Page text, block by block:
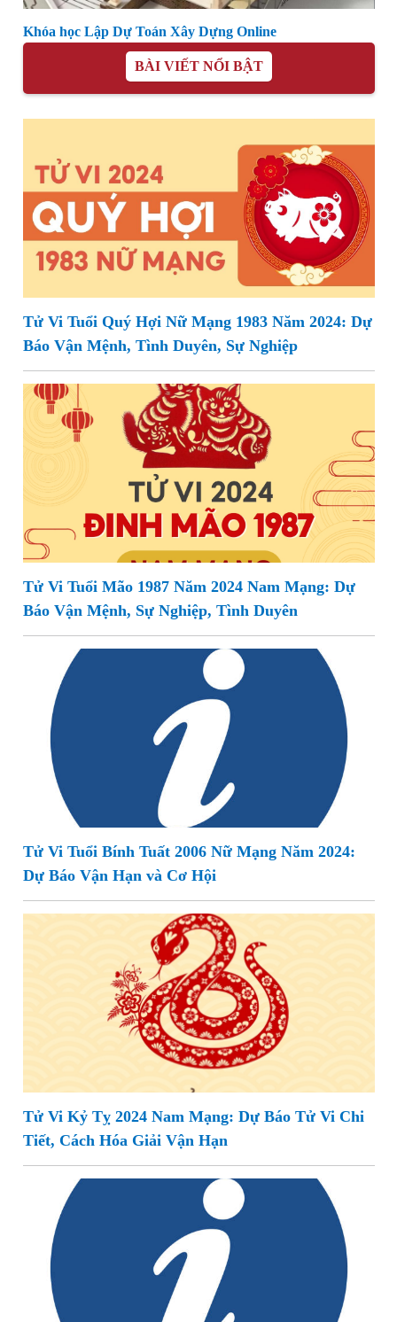
Khóa học Lập Dự Toán Xây Dựng Online
BÀI VIẾT NỔI BẬT
Tử Vi Tuổi Quý Hợi Nữ Mạng 1983 Năm 2024: Dự
Báo Vận Mệnh, Tình Duyên, Sự Nghiệp
Tử Vi Tuổi Mão 1987 Năm 2024 Nam Mạng: Dự
Báo Vận Mệnh, Sự Nghiệp, Tình Duyên
Tử Vi Tuổi Bính Tuất 2006 Nữ Mạng Năm 2024:
Dự Báo Vận Hạn và Cơ Hội
Tử Vi Kỷ Tỵ 2024 Nam Mạng: Dự Báo Tử Vi Chi
Tiết, Cách Hóa Giải Vận Hạn